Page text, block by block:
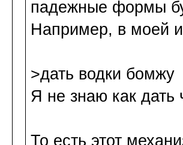
падежные формы
Например, в моей
>дать водки бомжу
Я не знаю как дать
То есть этот